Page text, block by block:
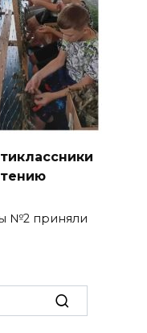
№2 приняли